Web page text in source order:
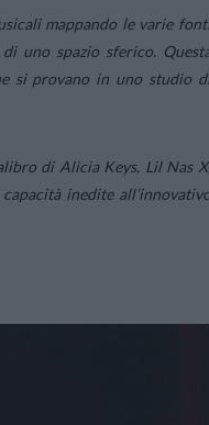
mappando le varie
uno spazio sferico.
si provano in uno studio
di Alicia Keys, Lil Nas X,
inedite